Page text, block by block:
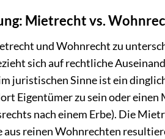
Mietrecht vs.
und Wohnrecht zu
sich auf rechtliche
juristischen Sinne ist ein
Eigentümer zu sein oder einen
nach einem Erbe). Die
aus reinen Wohnrechten